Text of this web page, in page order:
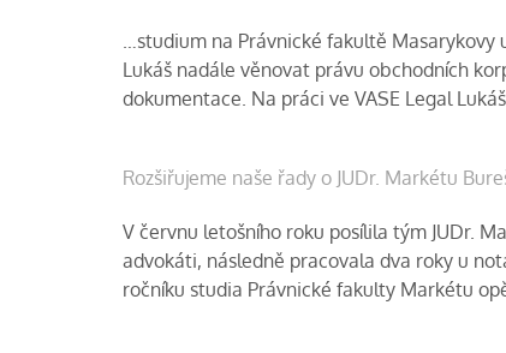
…studium na Právnické fakultě
Lukáš nadále věnovat právu obchodních
dokumentace. Na práci ve VASE Legal
Rozšiřujeme naše řady o JUDr. Markétu
V červnu letošního roku posílila tým JUDr.
advokáti, následně pracovala dva roky u
ročníku studia Právnické fakulty Markétu